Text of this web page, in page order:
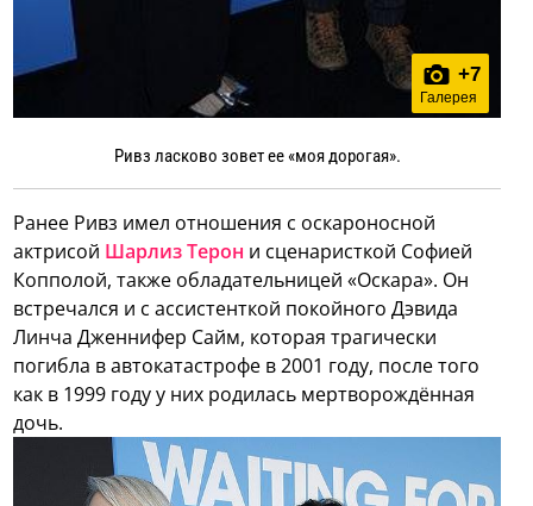
+7
Галерея
Ривз ласково зовет ее «моя дорогая».
Ранее Ривз имел отношения с оскароносной
актрисой Шарлиз Терон и сценаристкой Софией
Копполой, также обладательницей «Оскара». Он
встречался и с ассистенткой покойного Дэвида
Линча Дженнифер Сайм, которая трагически
погибла в автокатастрофе в 2001 году, после того
как в 1999 году у них родилась мертворождённая
дочь.